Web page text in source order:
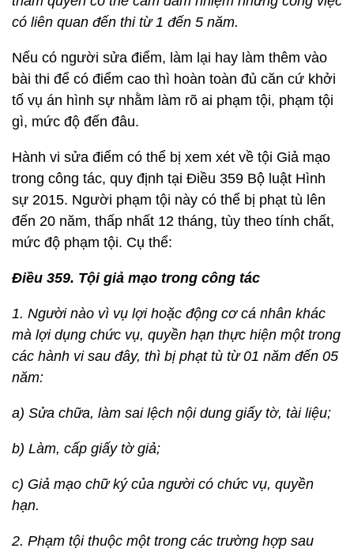
có liên quan đến thi từ 1 đến 5 năm.
Nếu có người sửa điểm, làm lại hay làm thêm vào
bài thi để có điểm cao thì hoàn toàn đủ căn cứ khởi
tố vụ án hình sự nhằm làm rõ ai phạm tội, phạm tội
gì, mức độ đến đâu.
Hành vi sửa điểm có thể bị xem xét về tội Giả mạo
trong công tác, quy định tại Điều 359 Bộ luật Hình
sự 2015. Người phạm tội này có thể bị phạt tù lên
đến 20 năm, thấp nhất 12 tháng, tùy theo tính chất,
mức độ phạm tội. Cụ thể:
Điều 359. Tội giả mạo trong công tác
1. Người nào vì vụ lợi hoặc động cơ cá nhân khác
mà lợi dụng chức vụ, quyền hạn thực hiện một trong
các hành vi sau đây, thì bị phạt tù từ 01 năm đến 05
năm:
a) Sửa chữa, làm sai lệch nội dung giấy tờ, tài liệu;
b) Làm, cấp giấy tờ giả;
c) Giả mạo chữ ký của người có chức vụ, quyền
hạn.
2. Phạm tội thuộc một trong các trường hợp sau